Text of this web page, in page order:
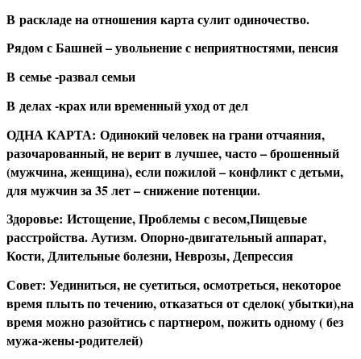
В раскладе на отношения карта сулит одиночество.
Рядом с Башней – увольнение с неприятностями, пенсия
В семье -развал семьи
В делах -крах или временный уход от дел
ОДНА КАРТА: Одинокий человек на грани отчаяния,
разочарованный, не верит в лучшее, часто – брошенный
(мужчина, женщина), если пожилой – конфликт с детьми,
для мужчин за 35 лет – снижение потенции.
Здоровье: Истощение, Проблемы с весом,Пищевые
расстройства. Аутизм. Опорно-двигательный аппарат,
Кости, Длительные болезни, Неврозы, Депрессия
Совет: Уединиться, не суетиться, осмотреться, некоторое
время плыть по течению, отказаться от сделок( убытки),на
время можно разойтись с партнером, пожить одному ( без
мужа-жены-родителей)